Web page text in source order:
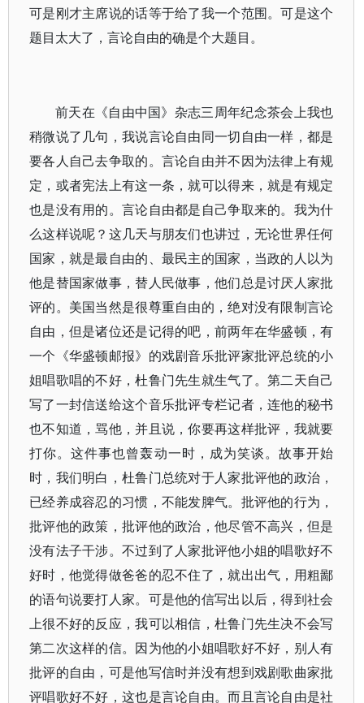
可是刚才主席说的话等于给了我一个范围。可是这个
题目太大了，言论自由的确是个大题目。
前天在《自由中国》杂志三周年纪念茶会上我也
稍微说了几句，我说言论自由同一切自由一样，都是
要各人自己去争取的。言论自由并不因为法律上有规
定，或者宪法上有这一条，就可以得来，就是有规定
也是没有用的。言论自由都是自己争取来的。我为什
么这样说呢？这几天与朋友们也讲过，无论世界任何
国家，就是最自由的、最民主的国家，当政的人以为
他是替国家做事，替人民做事，他们总是讨厌人家批
评的。美国当然是很尊重自由的，绝对没有限制言论
自由，但是诸位还是记得的吧，前两年在华盛顿，有
一个《华盛顿邮报》的戏剧音乐批评家批评总统的小
姐唱歌唱的不好，杜鲁门先生就生气了。第二天自己
写了一封信送给这个音乐批评专栏记者，连他的秘书
也不知道，骂他，并且说，你要再这样批评，我就要
打你。这件事也曾轰动一时，成为笑谈。故事开始
时，我们明白，杜鲁门总统对于人家批评他的政治，
已经养成容忍的习惯，不能发脾气。批评他的行为，
批评他的政策，批评他的政治，他尽管不高兴，但是
没有法子干涉。不过到了人家批评他小姐的唱歌好不
好时，他觉得做爸爸的忍不住了，就出出气，用粗鄙
的语句说要打人家。可是他的信写出以后，得到社会
上很不好的反应，我可以相信，杜鲁门先生决不会写
第二次这样的信。因为他的小姐唱歌好不好，别人有
批评的自由，可是他写信时并没有想到戏剧歌曲家批
评唱歌好不好，这也是言论自由。而且言论自由是社